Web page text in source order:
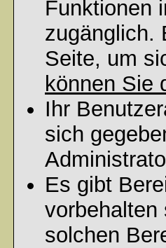
Funktionen
zugänglich.
Seite, um
können Sie
Ihr
sich
Es gibt
vorbehalten
solchen